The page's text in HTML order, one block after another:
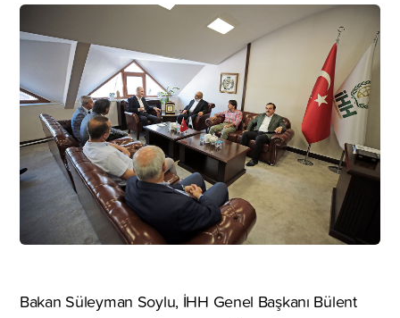
Bakan Süleyman Soylu, İHH Genel Başkanı Bülent